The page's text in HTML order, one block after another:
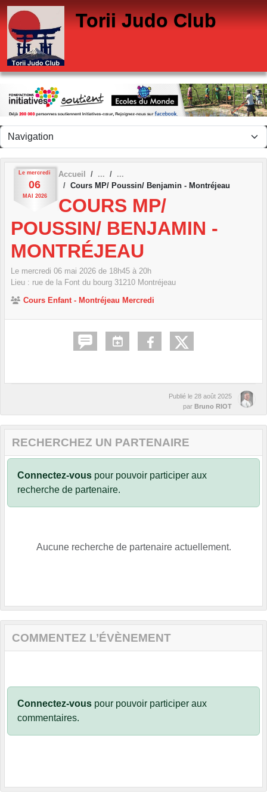
Torii Judo Club
Le mercredi
06
MAI 2026
Accueil
Cours MP/ Poussin/ Benjamin - Montréjeau
COURS MP/
POUSSIN/ BENJAMIN -
MONTRÉJEAU
Le mercredi 06 mai 2026 de 18h45 à 20h
Lieu : rue de la Font du bourg 31210 Montréjeau
Cours Enfant - Montréjeau Mercredi
Publié le 28 août 2025
par Bruno RIOT
RECHERCHEZ UN PARTENAIRE
Connectez-vous pour pouvoir participer aux
recherche de partenaire.
Aucune recherche de partenaire actuellement.
COMMENTEZ L’ÉVÈNEMENT
Connectez-vous pour pouvoir participer aux
commentaires.
Panneau de gestion des cookies